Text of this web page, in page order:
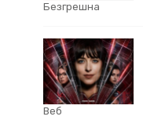
Безгрешна
Веб